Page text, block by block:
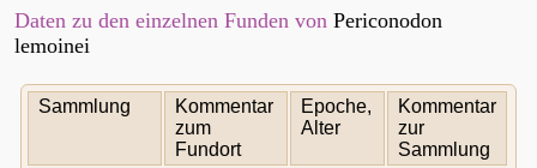
Daten zu den einzelnen Funden von Periconodon
lemoinei
Sammlung
Kommentar
zum
Fundort
Epoche,
Alter
Kommentar
zur
Sammlung